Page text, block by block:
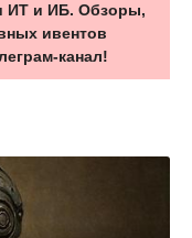
ИТ и ИБ. Обзоры,
ивентов
канал!